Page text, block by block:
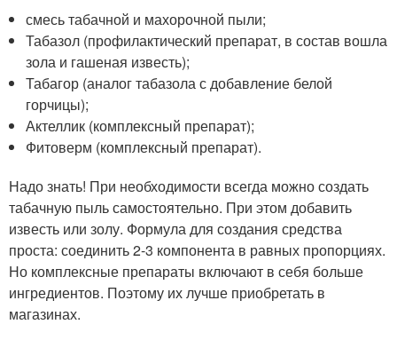
смесь табачной и махорочной пыли;
Табазол (профилактический препарат, в состав вошла
зола и гашеная известь);
Табагор (аналог табазола с добавление белой
горчицы);
Актеллик (комплексный препарат);
Фитоверм (комплексный препарат).
Надо знать! При необходимости всегда можно создать
табачную пыль самостоятельно. При этом добавить
известь или золу. Формула для создания средства
проста: соединить 2-3 компонента в равных пропорциях.
Но комплексные препараты включают в себя больше
ингредиентов. Поэтому их лучше приобретать в
магазинах.